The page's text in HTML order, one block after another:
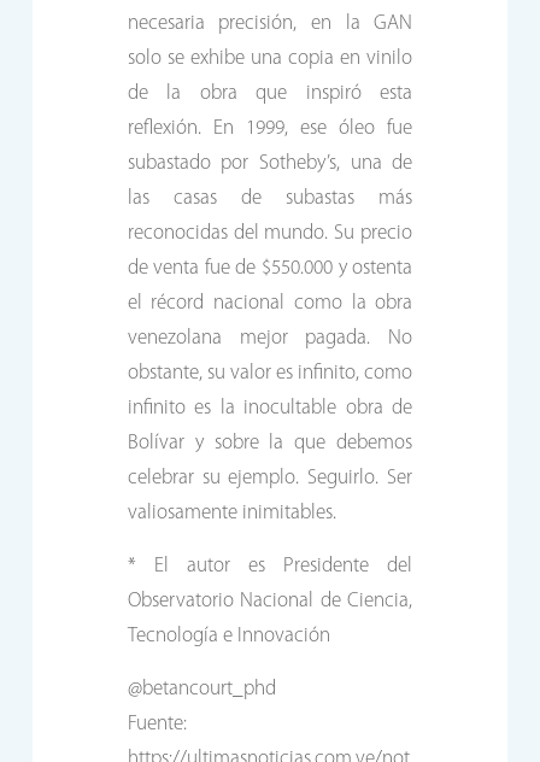
necesaria precisión, en la GAN
solo se exhibe una copia en vinilo
de la obra que inspiró esta
reflexión. En 1999, ese óleo fue
subastado por Sotheby’s, una de
las casas de subastas más
reconocidas del mundo. Su precio
de venta fue de $550.000 y ostenta
el récord nacional como la obra
venezolana mejor pagada. No
obstante, su valor es infinito, como
infinito es la inocultable obra de
Bolívar y sobre la que debemos
celebrar su ejemplo. Seguirlo. Ser
valiosamente inimitables.
* El autor es Presidente del
Observatorio Nacional de Ciencia,
Tecnología e Innovación
@betancourt_phd
Fuente: